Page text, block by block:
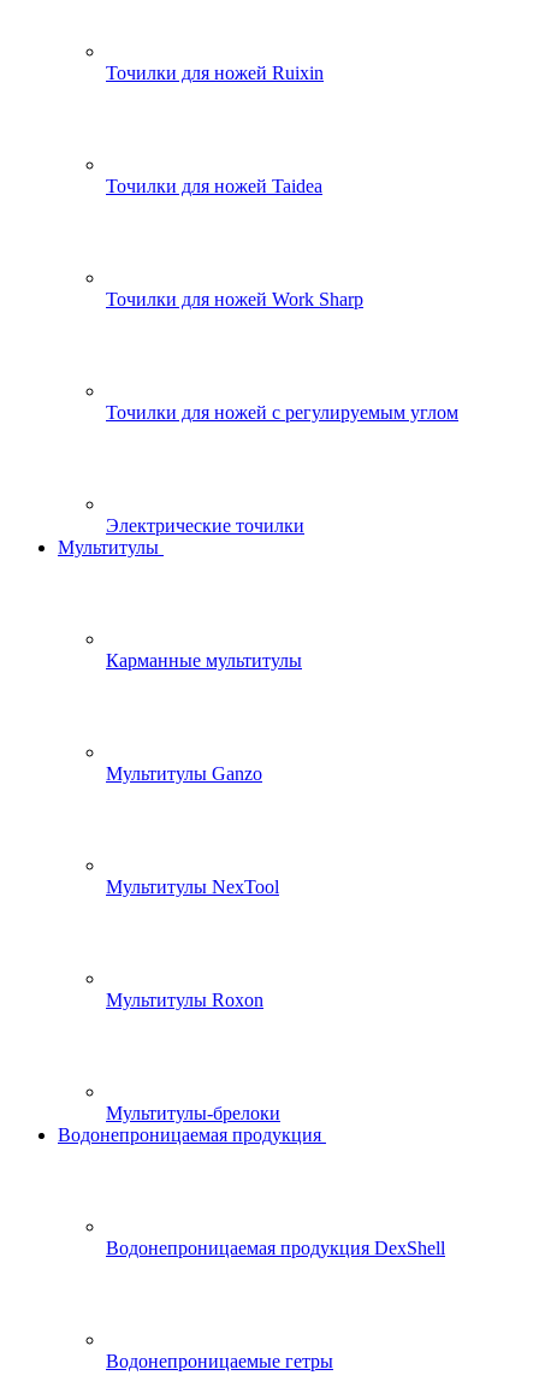
Точилки для ножей Ruixin
Точилки для ножей Taidea
Точилки для ножей Work Sharp
Точилки для ножей с регулируемым углом
Электрические точилки
Мультитулы
Карманные мультитулы
Мультитулы Ganzo
Мультитулы NexTool
Мультитулы Roxon
Мультитулы-брелоки
Водонепроницаемая продукция
Водонепроницаемая продукция DexShell
Водонепроницаемые гетры